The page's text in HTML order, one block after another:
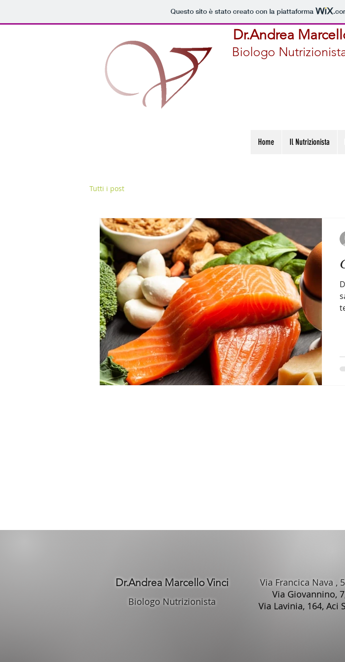
Questo sito è stato creato con la piattaforma
Dr.Andrea
Biologo
Tutti i post
Home Il Nutrizionista
Dr.Andrea Marcello Vinci
Biologo Nutrizionista
Via Francica Nava ,
Via Giovannino,
Via Lavinia, 164, Aci